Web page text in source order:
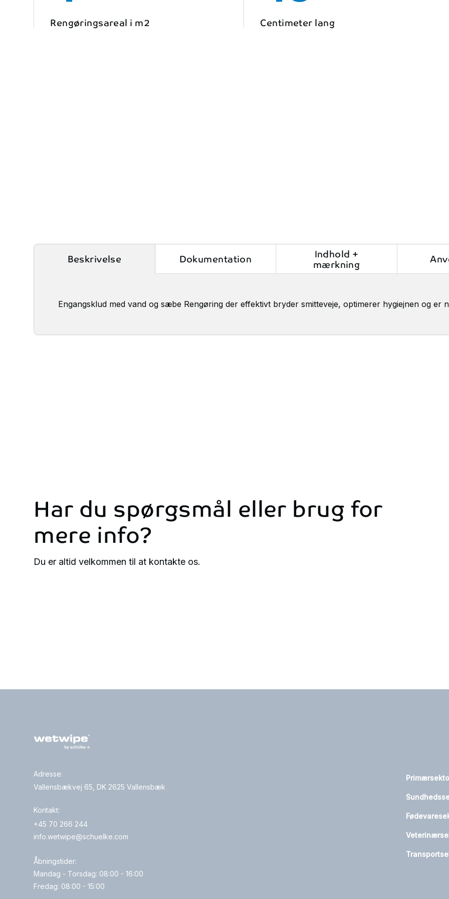
Rengøringsareal i m2 Centimeter lang
Beskrivelse Dokumentation Indhold +
mærkning
Engangsklud med vand og sæbe Rengøring der effektivt bryder smitteveje, optimerer hygiejnen og er
Har du spørgsmål eller brug for
mere info?
Du er altid velkommen til at kontakte os.
Adresse:
Vallensbækvej 65, DK 2625 Vallensbæk
Kontakt:
+45 70 266 244
info.wetwipe@schuelke.com
Åbningstider:
Mandag - Torsdag: 08:00 - 16:00
Fredag: 08:00 - 15:00